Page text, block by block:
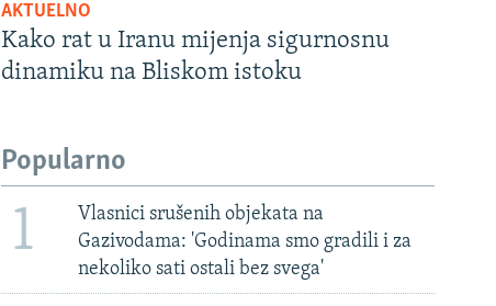
AKTUELNO
Kako rat u Iranu mijenja sigurnosnu
dinamiku na Bliskom istoku
Popularno
1
Vlasnici srušenih objekata na
Gazivodama: 'Godinama smo gradili i za
nekoliko sati ostali bez svega'